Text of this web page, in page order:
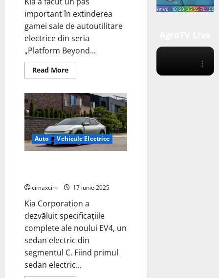
important în extinderea
gamei sale de autoutilitare
electrice din seria
„Platform Beyond...
Read MoreRead
more
lansează
în
Europa
modelul
electric
PV5
Passenger
–
o
modulare
și
flexibile
Auto Vehicule Electrice
cimaxcim 17 iunie 2025
Kia Corporation a
dezvăluit specificațiile
complete ale noului EV4, un
sedan electric din
segmentul C. Fiind primul
sedan electric...